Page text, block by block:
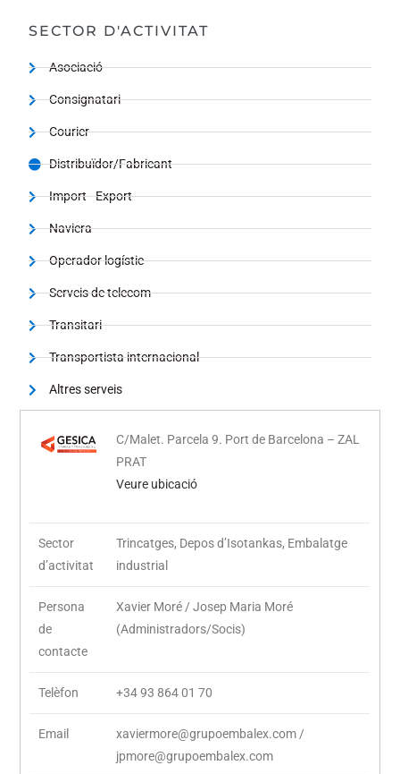
SECTOR D'ACTIVITAT
Asociació
Consignatari
Courier
Distribuïdor/Fabricant
Import - Export
Naviera
Operador logístic
Serveis de telecom
Transitari
Transportista internacional
Altres serveis
C/Malet. Parcela 9. Port de Barcelona – ZAL
PRAT
Veure ubicació
Sector
d’activitat
Trincatges, Depos d’Isotankas, Embalatge
industrial
Persona
de
contacte
Xavier Moré / Josep Maria Moré
(Administradors/Socis)
Telèfon +34 93 864 01 70
Email
xaviermore@grupoembalex.com /
jpmore@grupoembalex.com